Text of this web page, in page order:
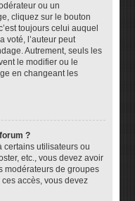
ou un
cliquez sur le bouton
toujours celui auquel
voté, l’auteur peut
Autrement, seuls les
le modifier ou le
en changeant les
?
certains utilisateurs ou
etc., vous devez avoir
modérateurs de groupes
accès, vous devez